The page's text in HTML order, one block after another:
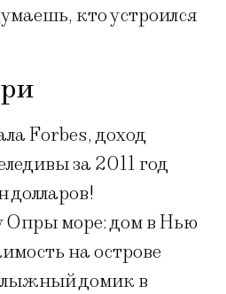
кто устроился
Forbes, доход
за 2011 год
долларов!
море: дом в Нью
на острове
домик в